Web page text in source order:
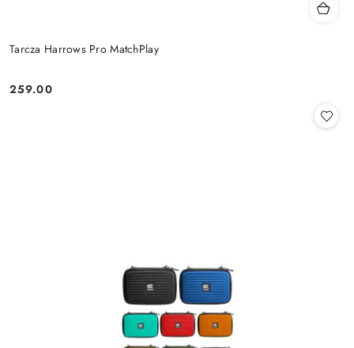
Tarcza Harrows Pro MatchPlay
Cena:
259.00